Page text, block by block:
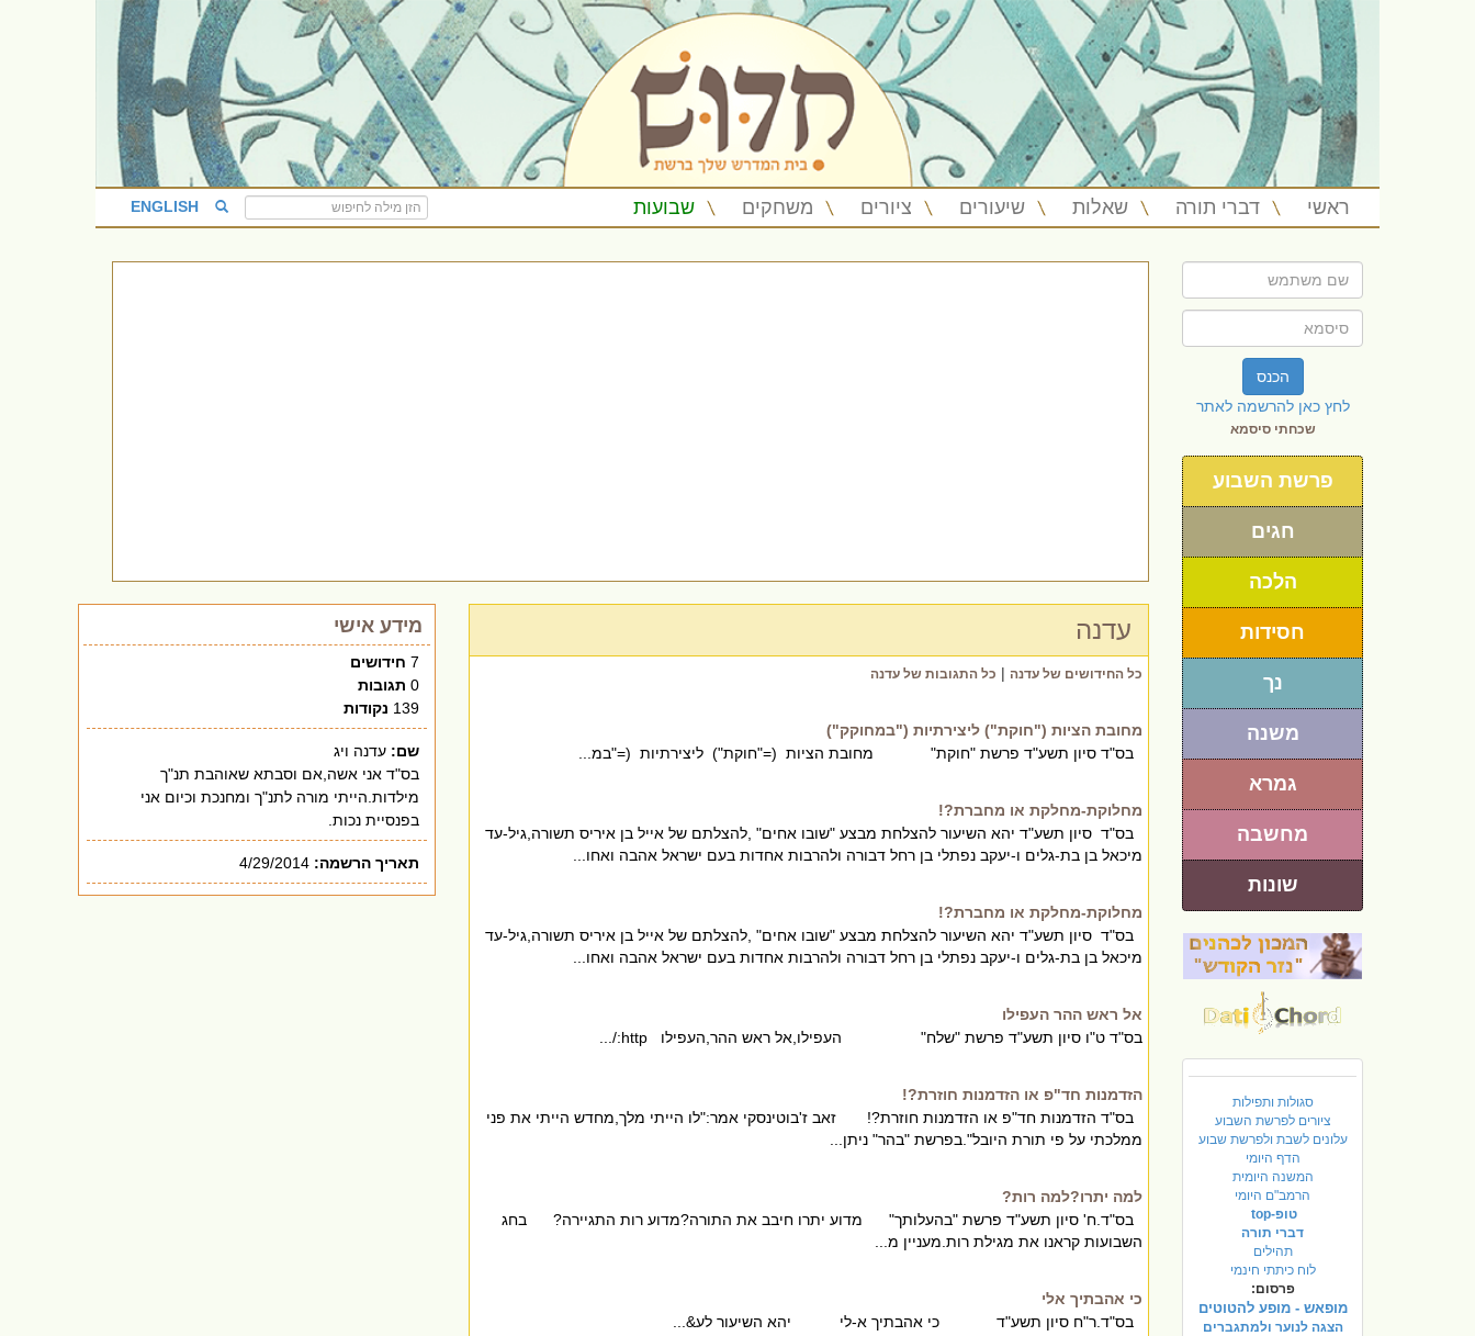
ראשי דברי תורה שאלות שיעורים ציורים משחקים שבועות ENGLISH
הכנס
לחץ כאן להרשמה לאתר
שכחתי סיסמא
פרשת השבוע
חגים
הלכה
חסידות
נך
משנה
גמרא
מחשבה
שונות
סגולות ותפילות
ציורים לפרשת השבוע
עלונים לשבת ולפרשת שבוע
הדף היומי
המשנה היומית
הרמב"ם היומי
טופ-top
דברי תורה
תהילים
לוח כיתתי חינמי
פרסום:
מופאש - מופע להטוטים
הצגה לנוער ולמתגברים
עדנה
כל החידושים של עדנה | כל התגובות של עדנה
מחובת הציות ("חוקת") ליצירתיות ("במחוקק")
בס"ד סיון תשע"ד פרשת "חוקת" מחובת הציות (="חוקת") ליצירתיות (="במ...
מחלוקת-מחלקת או מחברת?!
בס"ד סיון תשע"ד יהא השיעור להצלחת מבצע "שובו אחים" ,להצלתם של אייל בן איריס תשורה,גיל-עד
מיכאל בן בת-גלים ו-יעקב נפתלי בן רחל דבורה ולהרבות אחדות בעם ישראל אהבה ואחו...
מחלוקת-מחלקת או מחברת?!
בס"ד סיון תשע"ד יהא השיעור להצלחת מבצע "שובו אחים" ,להצלתם של אייל בן איריס תשורה,גיל-עד
מיכאל בן בת-גלים ו-יעקב נפתלי בן רחל דבורה ולהרבות אחדות בעם ישראל אהבה ואחו...
אל ראש ההר העפילו
בס"ד ט"ו סיון תשע"ד פרשת "שלח" העפילו,אל ראש ההר,העפילו http:/...
הזדמנות חד"פ או הזדמנות חוזרת?!
בס"ד הזדמנות חד"פ או הזדמנות חוזרת?! זאב ז'בוטינסקי אמר:"לו הייתי מלך,מחדש הייתי את פני
ממלכתי על פי תורת היובל".בפרשת "בהר" ניתן...
למה יתרו?למה רות?
בס"ד.ח' סיון תשע"ד פרשת "בהעלותך" מדוע יתרו חיבב את התורה?מדוע רות התגיירה? בחג
השבועות קראנו את מגילת רות.מעניין מ...
כי אהבתיך אלי
בס"ד.ר"ח סיון תשע"ד כי אהבתיך א-לי יהא השיעור לע&...
מידע אישי
7 חידושים
0 תגובות
139 נקודות
שם: עדנה ויג
בס"ד אני אשה,אם וסבתא שאוהבת תנ"ך
מילדות.הייתי מורה לתנ"ך ומחנכת וכיום אני
בפנסיית נכות.
תאריך הרשמה: 4/29/2014